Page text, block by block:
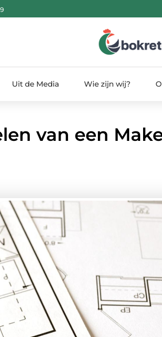
Uit de Media Wie zijn wij?
van een